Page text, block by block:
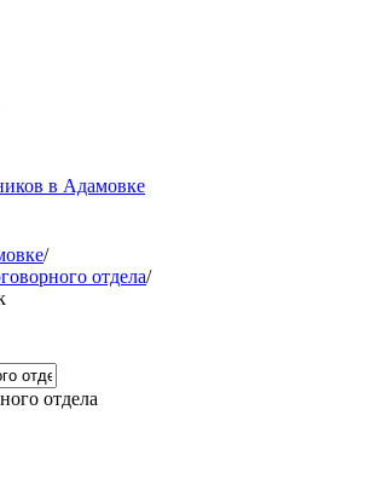
в Адамовке
/
отдела/
отдела